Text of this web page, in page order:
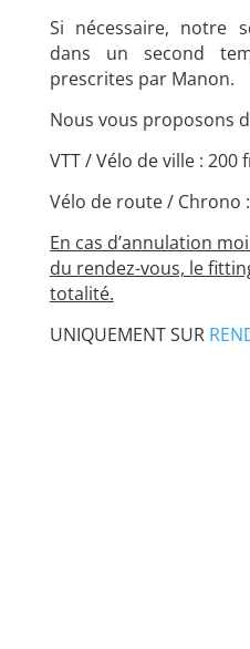
Si nécessaire, notre
dans un second
prescrites par Manon.
Nous vous proposons
VTT / Vélo de ville : 200
Vélo de route / Chrono
En cas d’annulation
du rendez-vous, le
totalité.
UNIQUEMENT SUR